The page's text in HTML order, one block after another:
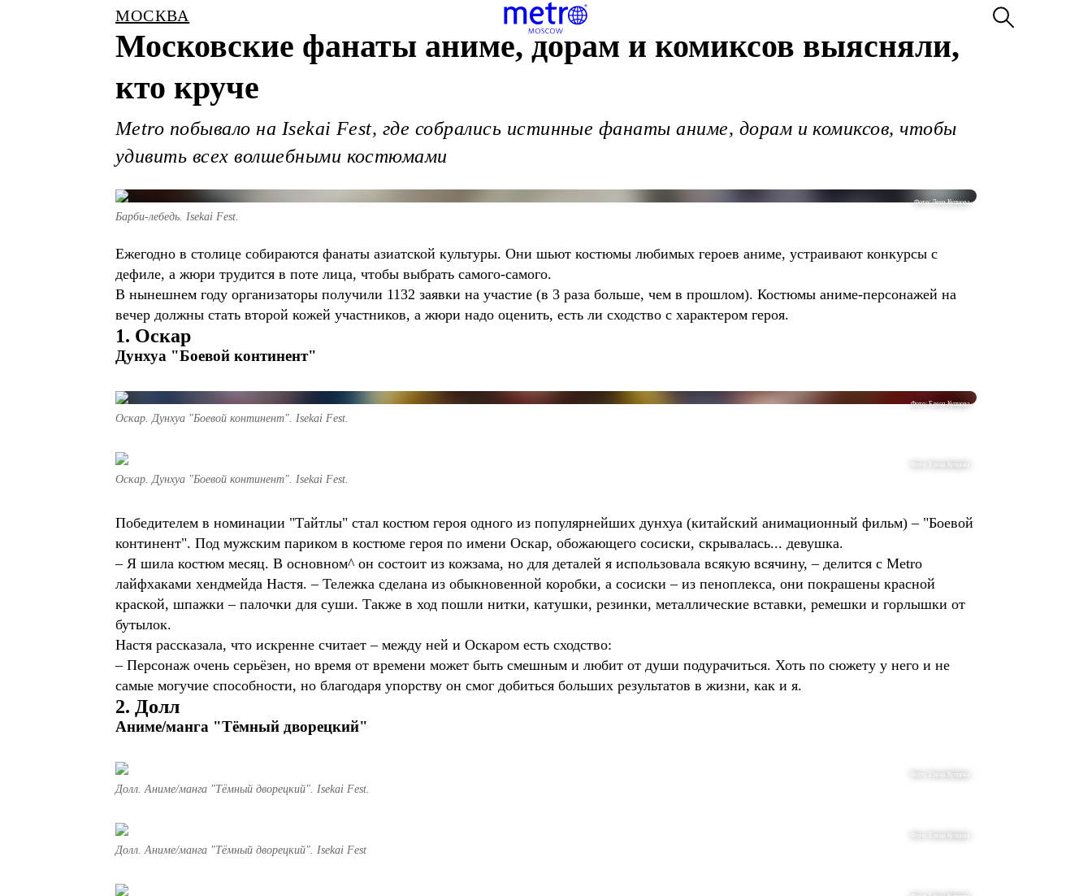
МОСКВА
Московские фанаты аниме, дорам и комиксов выясняли,
кто круче
Metro побывало на Isekai Fest, где собрались истинные фанаты аниме, дорам и комиксов, чтобы
удивить всех волшебными костюмами
Фото: Лена Купцова
Барби-лебедь. Isekai Fest.
Ежегодно в столице собираются фанаты азиатской культуры. Они шьют костюмы любимых героев аниме, устраивают конкурсы с
дефиле, а жюри трудится в поте лица, чтобы выбрать самого-самого.
В нынешнем году организаторы получили 1132 заявки на участие (в 3 раза больше, чем в прошлом). Костюмы аниме-персонажей на
вечер должны стать второй кожей участников, а жюри надо оценить, есть ли сходство с характером героя.
1. Оскар
Дунхуа "Боевой континент"
Фото: Елена Купцова
Оскар. Дунхуа "Боевой континент". Isekai Fest.
Фото: Елена Купцова
Оскар. Дунхуа "Боевой континент". Isekai Fest.
Победителем в номинации "Тайтлы" стал костюм героя одного из популярнейших дунхуа (китайский анимационный фильм) – "Боевой
континент". Под мужским париком в костюме героя по имени Оскар, обожающего сосиски, скрывалась... девушка.
– Я шила костюм месяц. В основном^ он состоит из кожзама, но для деталей я использовала всякую всячину, – делится с Metro
лайфхаками хендмейда Настя. – Тележка сделана из обыкновенной коробки, а сосиски – из пеноплекса, они покрашены красной
краской, шпажки – палочки для суши. Также в ход пошли нитки, катушки, резинки, металлические вставки, ремешки и горлышки от
бутылок.
Настя рассказала, что искренне считает – между ней и Оскаром есть сходство:
– Персонаж очень серьёзен, но время от времени может быть смешным и любит от души подурачиться. Хоть по сюжету у него и не
самые могучие способности, но благодаря упорству он смог добиться больших результатов в жизни, как и я.
2. Долл
Аниме/манга "Тёмный дворецкий"
Фото: Елена Купцова
Долл. Аниме/манга "Тёмный дворецкий". Isekai Fest.
Фото: Елена Купцова
Долл. Аниме/манга "Тёмный дворецкий". Isekai Fest